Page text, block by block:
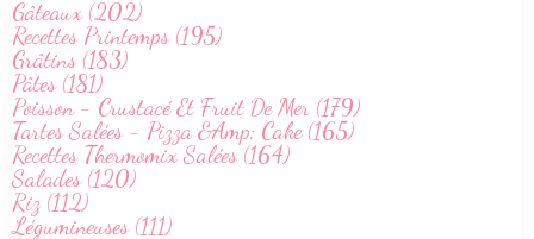
Gâteaux (202)
Recettes Printemps (195)
Grâtins (183)
Pâtes (181)
Poisson - Crustacé Et Fruit De Mer (179)
Tartes Salées - Pizza &Amp; Cake (165)
Recettes Thermomix Salées (164)
Salades (120)
Riz (112)
Légumineuses (111)